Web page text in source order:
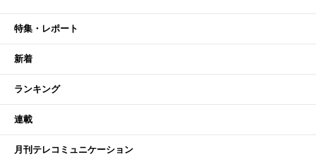
特集・レポート
新着
ランキング
連載
月刊テレコミュニケーション